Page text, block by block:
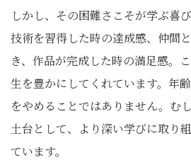
しかし、その困難さこそが学ぶ喜
技術を習得した時の達成感、仲間
き、作品が完成した時の満足感。
生を豊かにしてくれています。年
をやめることではありません。む
土台として、より深い学びに取り
ています。